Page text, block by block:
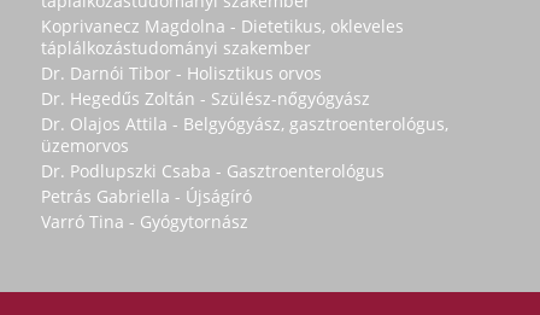
Koprivanecz Magdolna - Dietetikus, okleveles
táplálkozástudományi szakember
Dr. Darnói Tibor - Holisztikus orvos
Dr. Hegedűs Zoltán - Szülész-nőgyógyász
Dr. Olajos Attila - Belgyógyász, gasztroenterológus,
üzemorvos
Dr. Podlupszki Csaba - Gasztroenterológus
Petrás Gabriella - Újságíró
Varró Tina - Gyógytornász